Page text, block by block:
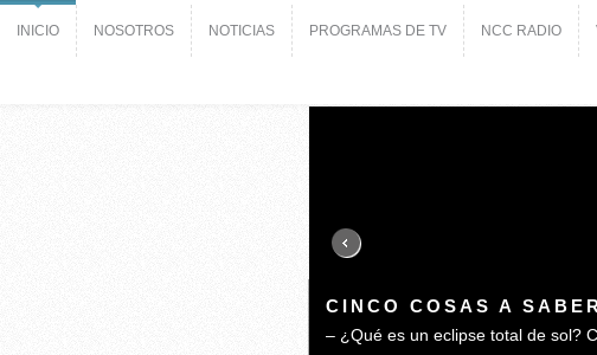
INICIO NOSOTROS NOTICIAS PROGRAMAS DE TV NCC RADIO
EL ZOOLÓGICO
GUACAMAYO AZUL
La cúpula de cristal de Edenya, la